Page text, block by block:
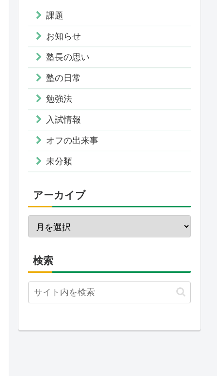
課題
お知らせ
塾長の思い
塾の日常
勉強法
入試情報
オフの出来事
未分類
アーカイブ
検索